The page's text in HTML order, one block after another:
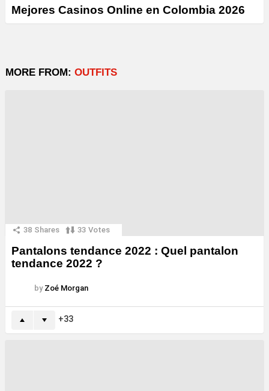
Mejores Casinos Online en Colombia 2026
MORE FROM: OUTFITS
38 Shares 33 Votes
Pantalons tendance 2022 : Quel pantalon
tendance 2022 ?
by Zoé Morgan
33